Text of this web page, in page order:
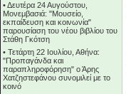
•Δευτέρα 24 Αυγούστου,
Μονεμβασιά: "Μουσείο,
εκπαίδευση και κοινωνία"
παρουσίαση του νέου βιβλίου του
Στάθη Γκότση
• Τετάρτη 22 Ιουλίου, Αθήνα:
"Προπαγάνδα και
παραπληροφόρηση" ο Άρης
Χατζηστεφάνου συνομιλεί με το
κοινό